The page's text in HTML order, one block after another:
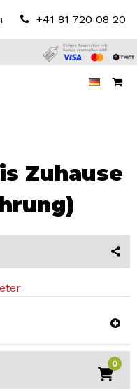
+41 81 720 08 20
Zuhause
0